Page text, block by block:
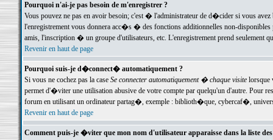
Pourquoi n'ai-je pas besoin de m'enregistrer ?
Vous pouvez ne pas en avoir besoin; c'est � l'administrateur de d�cider si vous
l'enregistrement vous donnera acc�s � des fonctions additionnelles non-
amis, l'inscription � un groupe d'utilisateurs, etc. L'enregistrement prend seulement
Revenir en haut de page
Pourquoi suis-je d�connect� automatiquement ?
Si vous ne cochez pas la case Se connecter automatiquement � chaque visitelorsque
permet d'�viter une utilisation abusive de votre compte par quelqu'un d'autre. Pour
forum en utilisant un ordinateur partag�, exemple : biblioth�que, cybercaf�,
Revenir en haut de page
Comment puis-je �viter que mon nom d'utilisateur apparaisse dans la liste